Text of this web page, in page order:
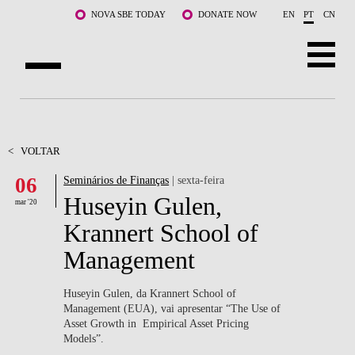
Saltar para o conteúdo principalNOVA SBE TODAY DONATE NOW EN PT CN
DOCENTES E INVESTIGAÇÃO
COMUNIDADE
LIFE AT NOVA SBE
WHAT'S HAPPENING
< VOLTAR
06
mar '20
Seminários de Finanças | sexta-feira
Huseyin Gulen,
Krannert School of
Management
Huseyin Gulen, da Krannert School of
Management (EUA), vai apresentar “The Use of
Asset Growth in Empirical Asset Pricing
Models”.